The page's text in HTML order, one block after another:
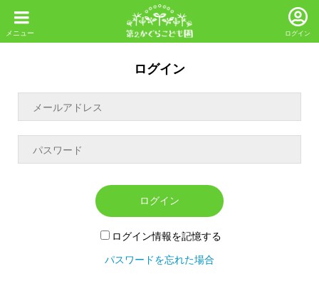
ログイン
ログイン
ログイン
ログイン情報を記憶する
パスワードを忘れた場合